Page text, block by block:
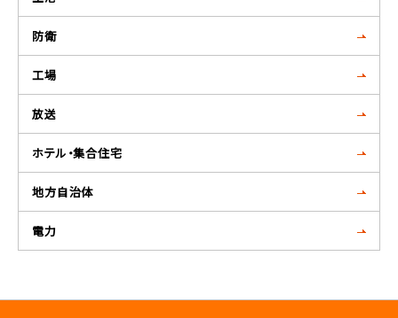
防衛
工場
放送
ホテル・集合住宅
地方自治体
電力